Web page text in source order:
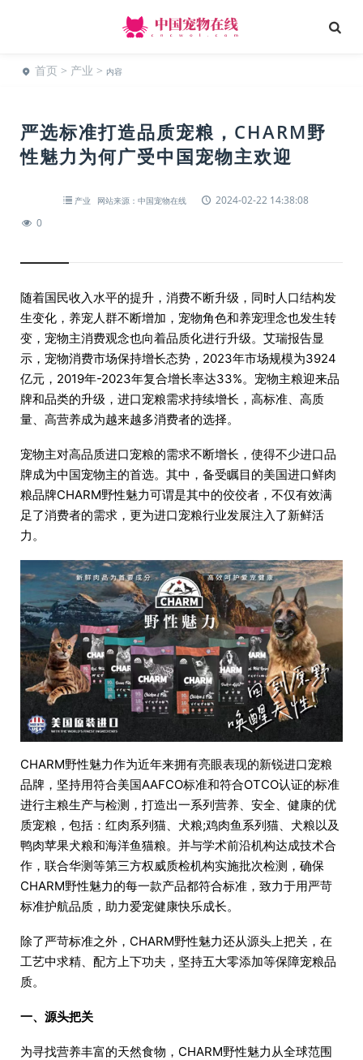
首页 > 产业 > 内容
严选标准打造品质宠粮，CHARM野
性魅力为何广受中国宠物主欢迎
产业 网站来源：中国宠物在线
2024-02-22 14:38:08
0
随着国民收入水平的提升，消费不断升级，同时人口结构发
生变化，养宠人群不断增加，宠物角色和养宠理念也发生转
变，宠物主消费观念也向着品质化进行升级。艾瑞报告显
示，宠物消费市场保持增长态势，2023年市场规模为3924
亿元，2019年-2023年复合增长率达33%。宠物主粮迎来品
牌和品类的升级，进口宠粮需求持续增长，高标准、高质
量、高营养成为越来越多消费者的选择。
宠物主对高品质进口宠粮的需求不断增长，使得不少进口品
牌成为中国宠物主的首选。其中，备受瞩目的美国进口鲜肉
粮品牌CHARM野性魅力可谓是其中的佼佼者，不仅有效满
足了消费者的需求，更为进口宠粮行业发展注入了新鲜活
力。
​CHARM野性魅力作为近年来拥有亮眼表现的新锐进口宠粮
品牌，坚持用符合美国AAFCO标准和符合OTCO认证的标准
进行主粮生产与检测，打造出一系列营养、安全、健康的优
质宠粮，包括：红肉系列猫、犬粮;鸡肉鱼系列猫、犬粮以及
鸭肉苹果犬粮和海洋鱼猫粮。并与学术前沿机构达成技术合
作，联合华测等第三方权威质检机构实施批次检测，确保
CHARM野性魅力的每一款产品都符合标准，致力于用严苛
标准护航品质，助力爱宠健康快乐成长。
除了严苛标准之外，CHARM野性魅力还从源头上把关，在
工艺中求精、配方上下功夫，坚持五大零添加等保障宠粮品
质。
一、源头把关
为寻找营养丰富的天然食物，CHARM野性魅力从全球范围